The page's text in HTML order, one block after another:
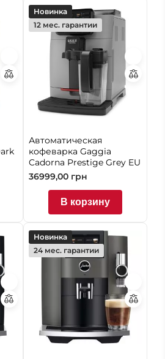
Новинка
12 мес. гарантии
Автоматическая
кофеварка Gaggia
Cadorna Prestige Grey EU
36999,00 грн
В корзину
Новинка
24 мес. гарантии